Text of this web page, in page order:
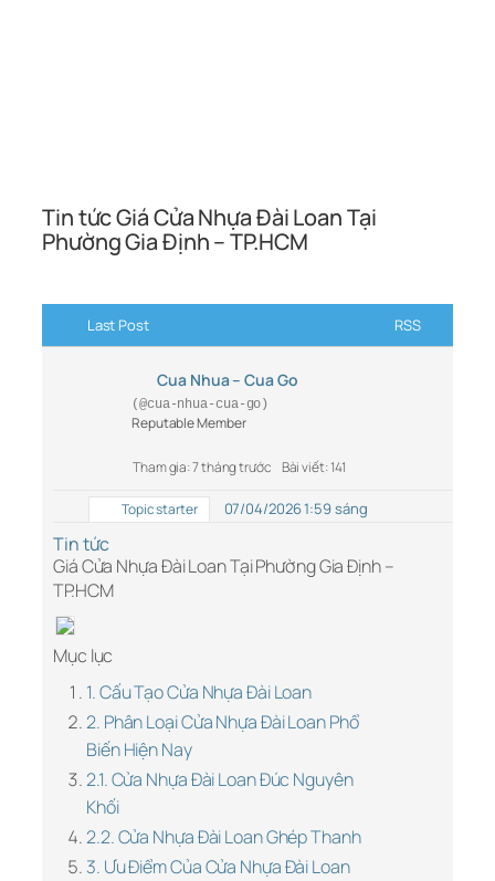
Tin tức Giá Cửa Nhựa Đài Loan Tại
Phường Gia Định – TP.HCM
Last Post RSS
Cua Nhua – Cua Go
(@cua-nhua-cua-go)
Reputable Member
Tham gia: 7 tháng trước Bài viết: 141
Topic starter 07/04/2026 1:59 sáng
Tin tức
Giá Cửa Nhựa Đài Loan Tại Phường Gia Định –
TP.HCM
Mục lục
1. Cấu Tạo Cửa Nhựa Đài Loan
2. Phân Loại Cửa Nhựa Đài Loan Phổ
Biến Hiện Nay
2.1. Cửa Nhựa Đài Loan Đúc Nguyên
Khối
2.2. Cửa Nhựa Đài Loan Ghép Thanh
3. Ưu Điểm Của Cửa Nhựa Đài Loan